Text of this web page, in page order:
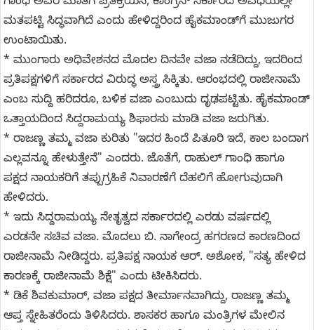
ಮತಪಟ್ಟಿ ಸಿದ್ಧವಾಗಿದೆ ಎಂದು ಹೇಳಿದ್ದರಿಂದ ಹೈಕಮಾಂಡ್‌ಗೆ ಮುಜುಗರ
ಉಂಟಾಯಿತು.
* ಮುಂಗಾರು ಅಧಿವೇಶನದ ಮೊದಲ ದಿನವೇ ವಜಾ ನಡೆದಿದ್ದು, ಇದರಿಂದ
ಪ್ರತಿಪಕ್ಷಗಳಿಗೆ ಸರ್ಕಾರದ ವಿರುದ್ಧ ಅಸ್ತ್ರ ಸಿಕ್ಕಿತು. ಆರಂಭದಲ್ಲಿ ರಾಜೀನಾಮೆ
ಎಂಬ ಸುದ್ದಿ ಹರಿದರೂ, ಬಳಿಕ ವಜಾ ಎಂಬುದು ದೃಢಪಟ್ಟಿತು. ಹೈಕಮಾಂಡ್
ಒತ್ತಾಯದಿಂದ ಸಿದ್ದರಾಮಯ್ಯ ಶಿಫಾರಸು ಮಾಡಿ ವಜಾ ಜರುಗಿತು.
* ರಾಜಣ್ಣ ತಮ್ಮ ವಜಾ ಕುರಿತು "ಇದರ ಹಿಂದೆ ಪಿತೂರಿ ಇದೆ, ಕಾಲ ಬಂದಾಗ
ಎಲ್ಲವನ್ನೂ ಹೇಳುತ್ತೇನೆ" ಎಂದರು. ಜೊತೆಗೆ, ರಾಹುಲ್ ಗಾಂಧಿ ಹಾಗೂ
ಪಕ್ಷದ ನಾಯಕರಿಗೆ ತಪ್ಪುಗ್ರಹಿಕೆ ನಿವಾರಣೆಗೆ ದೆಹಲಿಗೆ ಹೋಗುವುದಾಗಿ
ಹೇಳಿದರು.
* ಇದು ಸಿದ್ದರಾಮಯ್ಯ ನೇತೃತ್ವದ ಸರ್ಕಾರದಲ್ಲಿ ಎರಡು ವರ್ಷದಲ್ಲಿ
ಎರಡನೇ ಸಚಿವ ವಜಾ. ಮೊದಲು ಬಿ. ನಾಗೇಂದ್ರ ಹಗರಣದ ಕಾರಣದಿಂದ
ರಾಜೀನಾಮೆ ನೀಡಿದ್ದರು. ಪ್ರತಿಪಕ್ಷ ನಾಯಕ ಆರ್. ಅಶೋಕ, "ಸತ್ಯ ಹೇಳಿದ
ಕಾರಣಕ್ಕೆ ರಾಜೀನಾಮೆ ಶಿಕ್ಷೆ" ಎಂದು ಟೀಕಿಸಿದರು.
* ಡಿಕೆ ಶಿವಕುಮಾರ್, ವಜಾ ಪಕ್ಷದ ತೀರ್ಮಾನವಾಗಿದ್ದು, ರಾಜಣ್ಣ ತಮ್ಮ
ಆಪ್ತ ಸ್ನೇಹಿತರೆಂದು ತಿಳಿಸಿದರು. ಶಾಸಕರ ಹಾಗೂ ಮಂತ್ರಿಗಳ ಮೇಲಿನ